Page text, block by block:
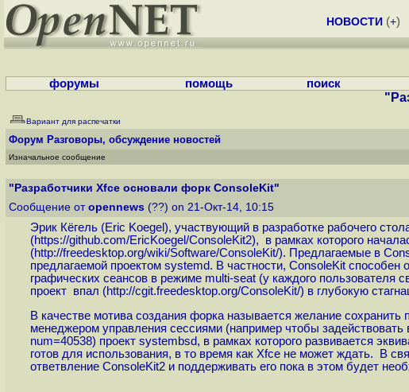
НОВОСТИ (+)
форумы помощь поиск
Вариант для распечатки
Форум Разговоры, обсуждение новостей
Изначальное сообщение
"Разработчики Xfce основали форк ConsoleKit"
Сообщение от opennews (??) on 21-Окт-14, 10:15
Эрик Кёгель (Eric Koegel), участвующий в разработке рабочего
(https://github.com/EricKoegel/ConsoleKit2), в рамках которого
(http://freedesktop.org/wiki/Software/ConsoleKit/). Предлагаемые в
предлагаемой проектом systemd. В частности, ConsoleKit
графических сеансов в режиме multi-seat (у каждого пользователя
проект впал (http://cgit.freedesktop.org/ConsoleKit/) в глубокую
В качестве мотива создания форка называется желание
менеджером управления сессиями (например чтобы
num=40538) проект systembsd, в рамках которого развивается
готов для использования, в то время как Xfce не может ждать. В
ответвление ConsoleKit2 и поддерживать его пока в этом будет